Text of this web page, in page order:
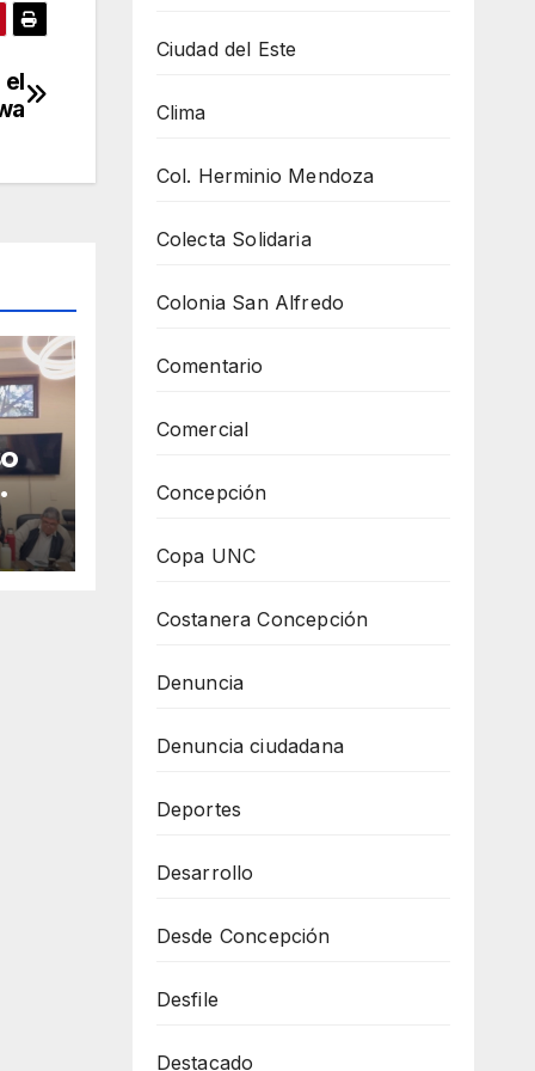
Ciudad del Este
Clima
Col. Herminio Mendoza
Colecta Solidaria
Colonia San Alfredo
Comentario
Comercial
Concepción
Copa UNC
Costanera Concepción
Denuncia
Denuncia ciudadana
Deportes
Desarrollo
Desde Concepción
Desfile
Destacado